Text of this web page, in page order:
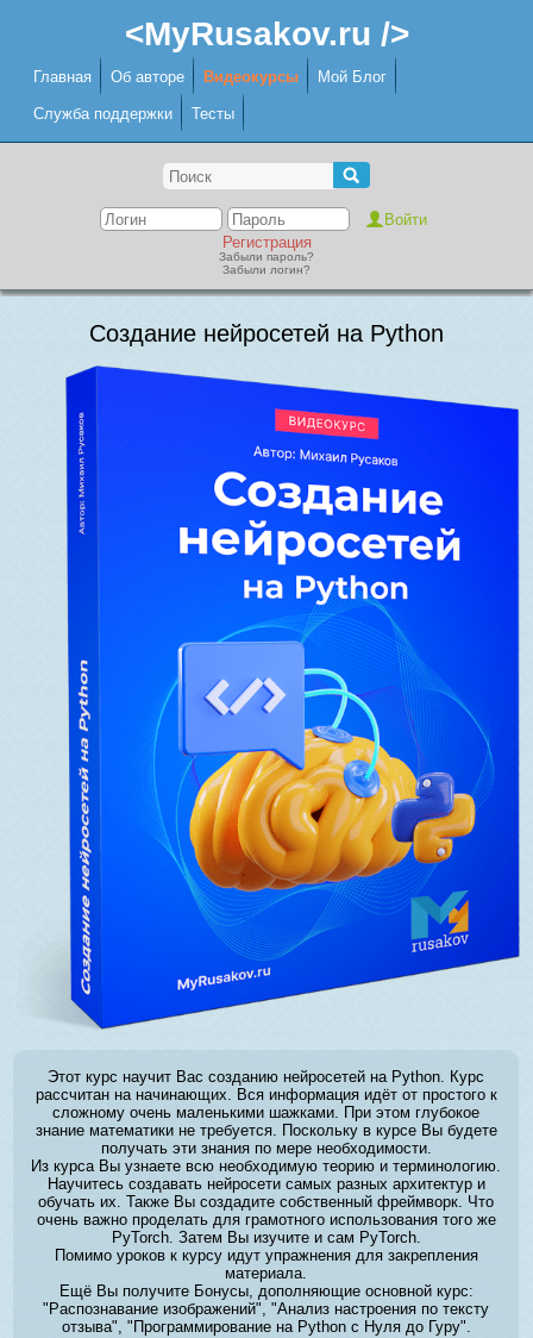
<MyRusakov.ru />
Главная Об авторе Видеокурсы Мой Блог
Служба поддержки Тесты
Регистрация
Забыли пароль?
Забыли логин?
Создание нейросетей на Python
Этот курс научит Вас созданию нейросетей на Python. Курс
рассчитан на начинающих. Вся информация идёт от простого к
сложному очень маленькими шажками. При этом глубокое
знание математики не требуется. Поскольку в курсе Вы будете
получать эти знания по мере необходимости.
Из курса Вы узнаете всю необходимую теорию и терминологию.
Научитесь создавать нейросети самых разных архитектур и
обучать их. Также Вы создадите собственный фреймворк. Что
очень важно проделать для грамотного использования того же
PyTorch. Затем Вы изучите и сам PyTorch.
Помимо уроков к курсу идут упражнения для закрепления
материала.
Ещё Вы получите Бонусы, дополняющие основной курс:
"Распознавание изображений", "Анализ настроения по тексту
отзыва", "Программирование на Python с Нуля до Гуру".